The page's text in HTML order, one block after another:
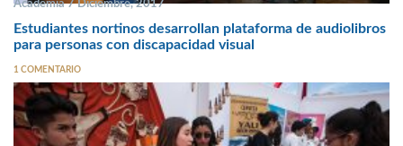
Academia 7 Diciembre, 2017
Estudiantes nortinos desarrollan plataforma de audiolibros
para personas con discapacidad visual
1 COMENTARIO